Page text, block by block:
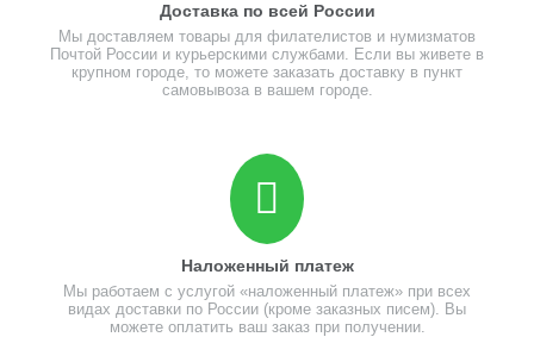
Доставка по всей России
Мы доставляем товары для филателистов и нумизматов
Почтой России и курьерскими службами. Если вы живете в
крупном городе, то можете заказать доставку в пункт
самовывоза в вашем городе.
Наложенный платеж
Мы работаем с услугой «наложенный платеж» при всех
видах доставки по России (кроме заказных писем). Вы
можете оплатить ваш заказ при получении.